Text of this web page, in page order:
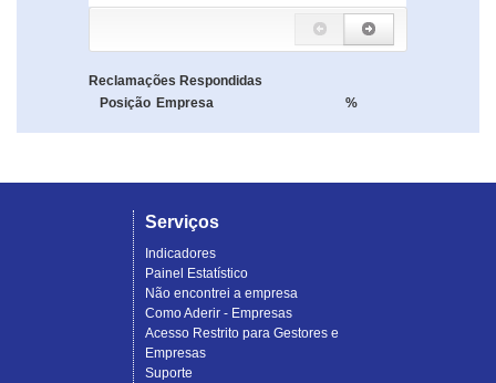
Reclamações Respondidas
Posição Empresa %
Serviços
Indicadores
Painel Estatístico
Não encontrei a empresa
Como Aderir - Empresas
Acesso Restrito para Gestores e
Empresas
Suporte